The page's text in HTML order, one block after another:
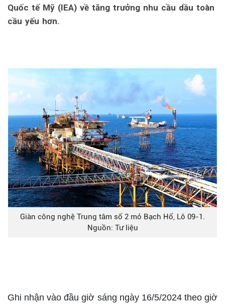
Quốc tế Mỹ (IEA) về tăng trưởng nhu cầu dầu toàn
cầu yếu hơn.
Giàn công nghệ Trung tâm số 2 mỏ Bạch Hổ, Lô 09-1.
Nguồn: Tư liệu
Ghi nhận vào đầu giờ sáng ngày 16/5/2024 theo giờ